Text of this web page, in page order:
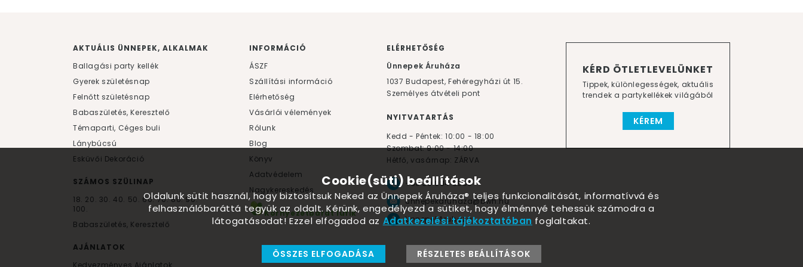
KÉRD ÖTLETLEVELÜNKET
Tippek, különlegességek, aktuális
trendek a partykellékek világából
KÉREM
AKTUÁLIS ÜNNEPEK, ALKALMAK
Ballagási party kellék
Gyerek születésnap
Felnőtt születésnap
Babaszületés, Keresztelő
Témaparti, Céges buli
Lánybúcsú
Esküvői Dekoráció
SZÁMOS SZÜLINAP
18. 20. 30. 40. 50. 60.70.80.90.
100.
Babaszületés, Keresztelő
AJÁNLATOK
Kedvezményes Ajánlatok
INFORMÁCIÓ
ÁSZF
Szállítási információ
Elérhetőség
Vásárlói vélemények
Rólunk
Blog
Könyv
Adatvédelem
Nagykereskedés
Környezetbarát lufik
ELÉRHETŐSÉG
Ünnepek Áruháza
1037 Budapest, Fehéregyházi út 15.
Személyes átvételi pont
NYITVATARTÁS
Kedd - Péntek: 10:00 - 18:00
Szombat: 9:00 - 14:00
Hétfő, vasárnap: ZÁRVA
+36 30 984 6955
unnepekaruhaza@bwh.hu
UnnepekAruhaza
Cookie(süti) beállítások
Oldalunk sütit használ, hogy biztosítsuk Neked az Ünnepek Áruháza® teljes funkcionalitását, informatívvá és
felhasználóbaráttá tegyük az oldalt. Kérünk, engedélyezd a sütiket, hogy élménnyé tehessük számodra a
látogatásodat! Ezzel elfogadod az Adatkezelési tájékoztatóban foglaltakat.
ÖSSZES ELFOGADÁSA RÉSZLETES BEÁLLÍTÁSOK